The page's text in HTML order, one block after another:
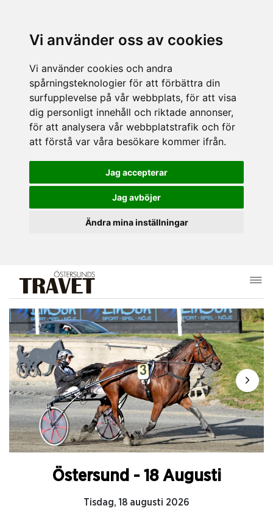
Vi använder oss av cookies
Vi använder cookies och andra
spårningsteknologier för att förbättra din
surfupplevelse på vår webbplats, för att visa
dig personligt innehåll och riktade annonser,
för att analysera vår webbplatstrafik och för
att förstå var våra besökare kommer ifrån.
Jag accepterar
Jag avböjer
Ändra mina inställningar
Östersund - 18 Augusti
Tisdag, 18 augusti 2026